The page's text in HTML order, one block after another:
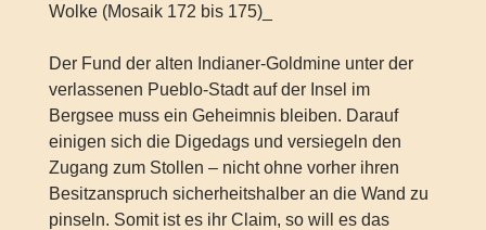
Wolke (Mosaik 172 bis 175)_
Der Fund der alten Indianer-Goldmine unter der
verlassenen Pueblo-Stadt auf der Insel im
Bergsee muss ein Geheimnis bleiben. Darauf
einigen sich die Digedags und versiegeln den
Zugang zum Stollen – nicht ohne vorher ihren
Besitzanspruch sicherheitshalber an die Wand zu
pinseln. Somit ist es ihr Claim, so will es das